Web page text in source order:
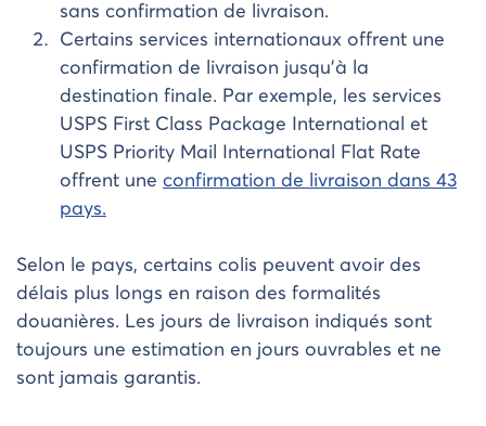
sans confirmation de livraison.
Certains services internationaux offrent une
confirmation de livraison jusqu’à la
destination finale. Par exemple, les services
USPS First Class Package International et
USPS Priority Mail International Flat Rate
offrent une confirmation de livraison dans 43
pays.
Selon le pays, certains colis peuvent avoir des
délais plus longs en raison des formalités
douanières. Les jours de livraison indiqués sont
toujours une estimation en jours ouvrables et ne
sont jamais garantis.